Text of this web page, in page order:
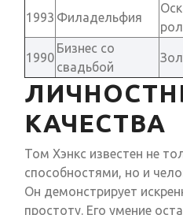
1993 Филадельфия
1990
Бизнес со
свадьбой
КАЧЕСТВА
Том Хэнкс известен не
способностями, но и
Он демонстрирует
простоту. Его умение